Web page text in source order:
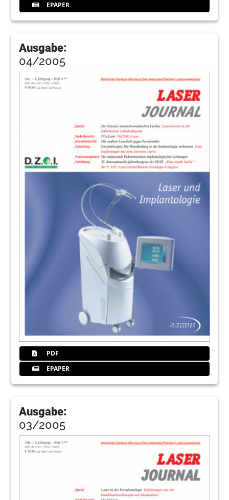
EPAPER
Ausgabe:
04/2005
PDF
EPAPER
Ausgabe:
03/2005